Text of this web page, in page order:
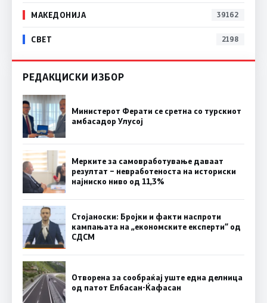
МАКЕДОНИЈА 39162
СВЕТ 2198
РЕДАКЦИСКИ ИЗБОР
Министерот Ферати се сретна со турскиот
амбасадор Улусој
Мерките за самовработување даваат
резултат – невработеноста на историски
најниско ниво од 11,3%
Стојаноски: Бројки и факти наспроти
кампањата на „економските експерти“ од
СДСM
Отворена за сообраќај уште една делница
од патот Елбасан-Ќафасан